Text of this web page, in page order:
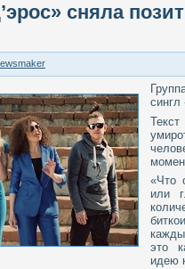
сняла
сингл
«Что
или
это
идею